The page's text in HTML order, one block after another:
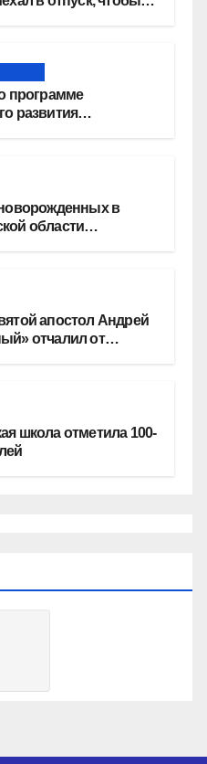
программе
развития
в
области
апостол Андрей
отчалил от
школа отметила 100-